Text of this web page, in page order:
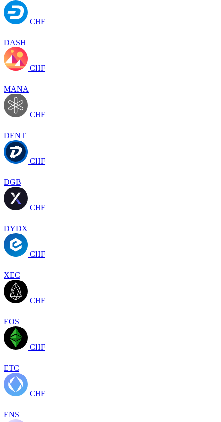
CHF
DASH
CHF
MANA
CHF
DENT
CHF
DGB
CHF
DYDX
CHF
XEC
CHF
EOS
CHF
ETC
CHF
ENS